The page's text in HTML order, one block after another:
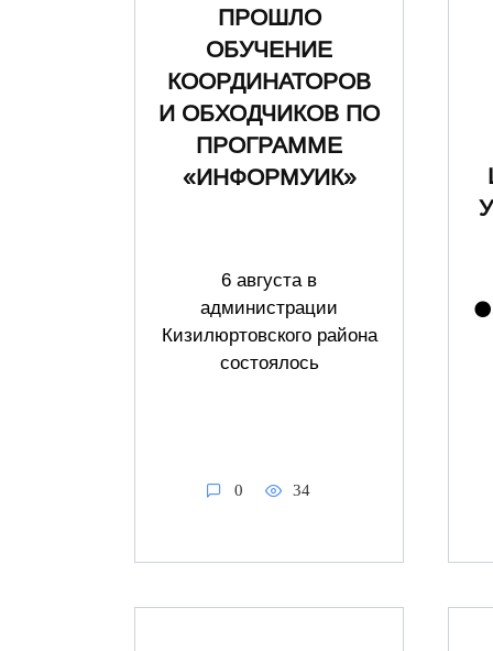
ПРОШЛО
ОБУЧЕНИЕ
КООРДИНАТОРОВ
И ОБХОДЧИКОВ ПО
ПРОГРАММЕ
«ИНФОРМУИК»
6 августа в
администрации
Кизилюртовского района
состоялось
0 34